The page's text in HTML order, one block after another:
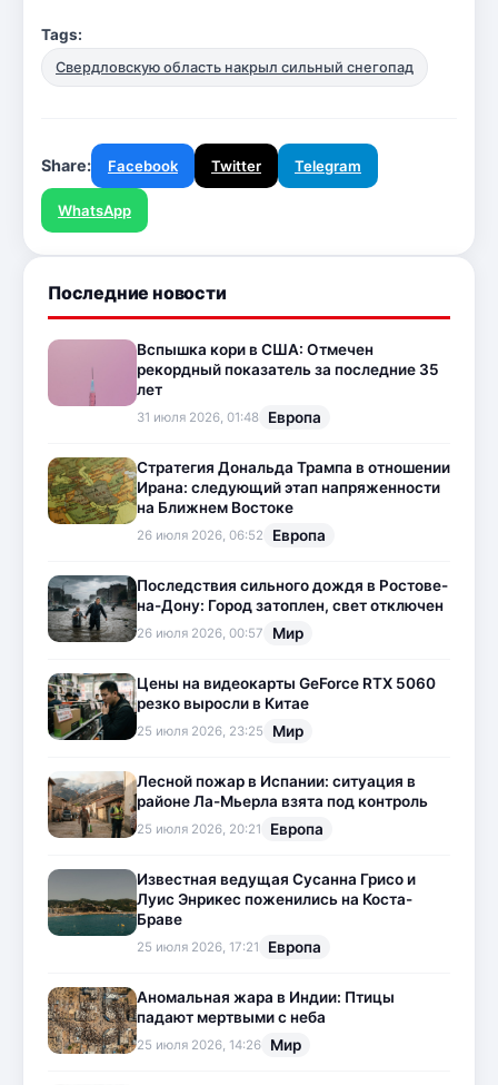
Tags:
Свердловскую область накрыл сильный снегопад
Share: Facebook Twitter Telegram
WhatsApp
Последние новости
Вспышка кори в США: Отмечен
рекордный показатель за последние 35
лет
31 июля 2026, 01:48 Европа
Стратегия Дональда Трампа в отношении
Ирана: следующий этап напряженности
на Ближнем Востоке
26 июля 2026, 06:52 Европа
Последствия сильного дождя в Ростове-
на-Дону: Город затоплен, свет отключен
26 июля 2026, 00:57 Мир
Цены на видеокарты GeForce RTX 5060
резко выросли в Китае
25 июля 2026, 23:25 Мир
Лесной пожар в Испании: ситуация в
районе Ла-Мьерла взята под контроль
25 июля 2026, 20:21 Европа
Известная ведущая Сусанна Грисо и
Луис Энрикес поженились на Коста-
Браве
25 июля 2026, 17:21 Европа
Аномальная жара в Индии: Птицы
падают мертвыми с неба
25 июля 2026, 14:26 Мир